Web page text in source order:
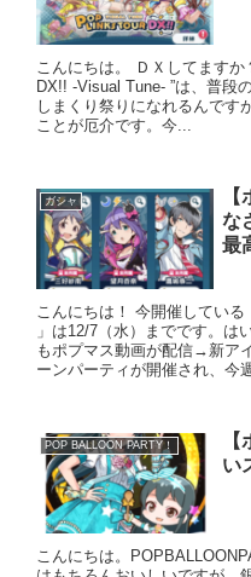
こんにちは。 ＤＸしてます
DX!! -Visual Tune- ”は、普段
しまくり祭りになれるんです
ことが厄介です。今...
ガシャ
な
最
こんにちは！ 今開催してい
」は12/7（水）までです。は
もポプマス動画が配信→新ア
ーンパーティが開催され、今
POP BALLOON PARTY！
い
こんにちは。